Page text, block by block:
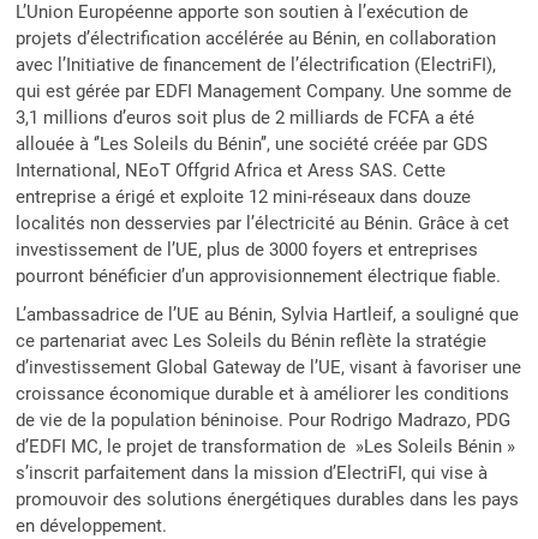
L’Union Européenne apporte son soutien à l’exécution de
projets d’électrification accélérée au Bénin, en collaboration
avec l’Initiative de financement de l’électrification (ElectriFI),
qui est gérée par EDFI Management Company. Une somme de
3,1 millions d’euros soit plus de 2 milliards de FCFA a été
allouée à ‘’Les Soleils du Bénin’’, une société créée par GDS
International, NEoT Offgrid Africa et Aress SAS. Cette
entreprise a érigé et exploite 12 mini-réseaux dans douze
localités non desservies par l’électricité au Bénin. Grâce à cet
investissement de l’UE, plus de 3000 foyers et entreprises
pourront bénéficier d’un approvisionnement électrique fiable.
L’ambassadrice de l’UE au Bénin, Sylvia Hartleif, a souligné que
ce partenariat avec Les Soleils du Bénin reflète la stratégie
d’investissement Global Gateway de l’UE, visant à favoriser une
croissance économique durable et à améliorer les conditions
de vie de la population béninoise. Pour Rodrigo Madrazo, PDG
d’EDFI MC, le projet de transformation de »Les Soleils Bénin »
s’inscrit parfaitement dans la mission d’ElectriFI, qui vise à
promouvoir des solutions énergétiques durables dans les pays
en développement.